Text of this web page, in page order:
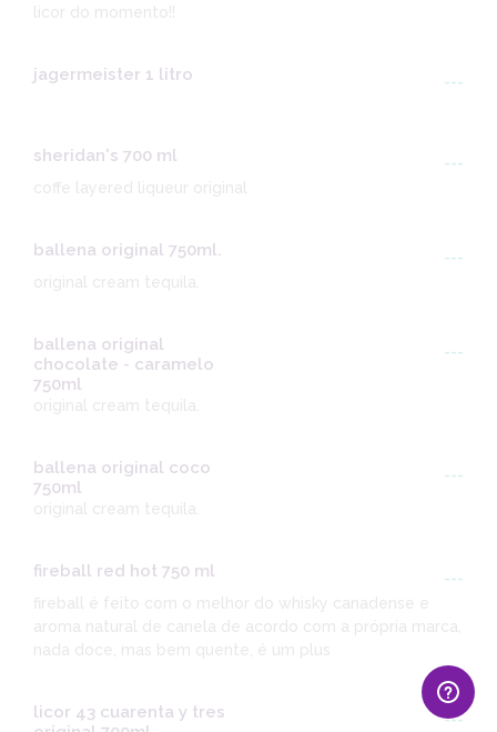
licor do momento!!
jagermeister 1 litro ---
sheridan's 700 ml
---
coffe layered liqueur original
ballena original 750ml.
---
original cream tequila.
ballena original
chocolate - caramelo
750ml
---
original cream tequila.
ballena original coco
750ml
---
original cream tequila.
fireball red hot 750 ml
---
fireball é feito com o melhor do whisky canadense e
aroma natural de canela de acordo com a própria marca,
nada doce, mas bem quente, é um plus
licor 43 cuarenta y tres
---